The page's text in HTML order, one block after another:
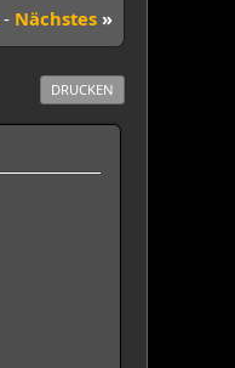
- Nächstes »
DRUCKEN